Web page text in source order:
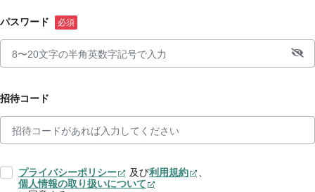
パスワード
招待コード
プライバシーポリシー 及び利用規約
、
個人情報の取り扱いについて